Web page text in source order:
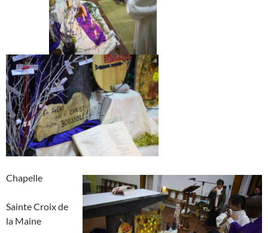
Chapelle
Sainte Croix de
la Maine